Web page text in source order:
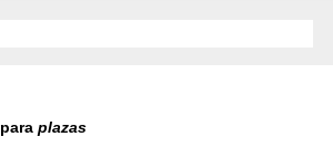
para plazas